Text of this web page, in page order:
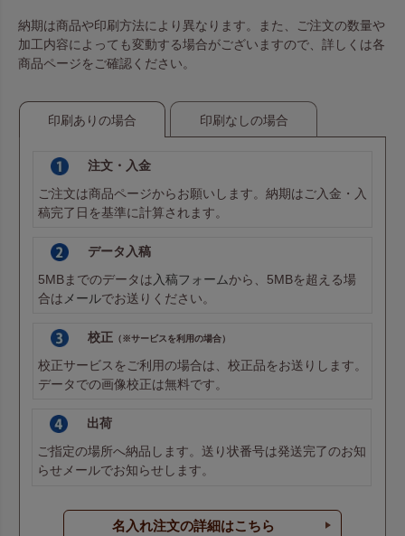
納期は商品や印刷方法により異なります。また、ご注文の数量や
加工内容によっても変動する場合がございますので、詳しくは各
商品ページをご確認ください。
印刷ありの場合 印刷なしの場合
注文・入金
ご注文は商品ページからお願いします。納期はご入金・入
稿完了日を基準に計算されます。
データ入稿
5MBまでのデータは入稿フォームから、5MBを超える場
合はメールでお送りください。
校正（※サービスを利用の場合）
校正サービスをご利用の場合は、校正品をお送りします。
データでの画像校正は無料です。
出荷
ご指定の場所へ納品します。送り状番号は発送完了のお知
らせメールでお知らせします。
名入れ注文の詳細はこちら